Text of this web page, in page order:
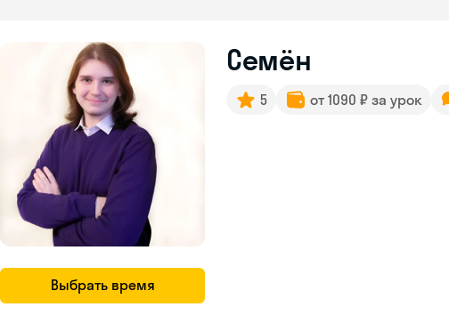
Выбрать время
Семён
5 от 1090 ₽ за урок